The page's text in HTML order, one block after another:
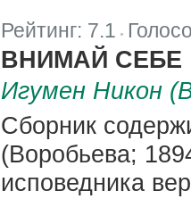
Рейтинг: 7.1
ВНИМАЙ СЕБЕ
Игумен Никон
Сборник
(Воробьева;
исповедника